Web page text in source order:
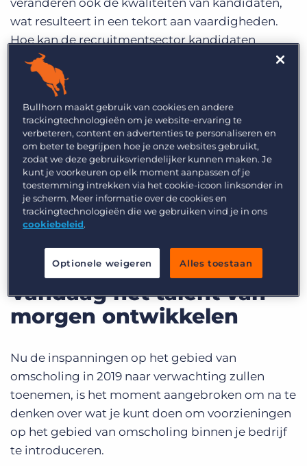
veranderen ook de kwaliteiten van kandidaten,
wat resulteert in een tekort aan vaardigheden.
Hoe kan de recruitmentsector kandidaten
vinden om deze openstaande vacatures te
vervullen? Het antwoord is reskilling: neem
kandidaten die de aanleg hebben om te
veranderen en investeer in scholing om hen uit te
rusten met de vaardigheden die nodig zijn voor
de banen van de toekomst.
Lees meer
Vandaag het talent van
morgen ontwikkelen
Nu de inspanningen op het gebied van
omscholing in 2019 naar verwachting zullen
toenemen, is het moment aangebroken om na te
denken over wat je kunt doen om voorzieningen
op het gebied van omscholing binnen je bedrijf
te introduceren.
Bullhorn maakt gebruik van cookies en andere
trackingtechnologieën om je website-ervaring te
verbeteren, content en advertenties te personaliseren en
om beter te begrijpen hoe je onze websites gebruikt,
zodat we deze gebruiksvriendelijker kunnen maken. Je
kunt je voorkeuren op elk moment aanpassen of je
toestemming intrekken via het cookie-icoon linksonder in
je scherm. Meer informatie over de cookies en
trackingtechnologieën die we gebruiken vind je in ons
cookiebeleid.
Optionele weigeren Alles toestaan